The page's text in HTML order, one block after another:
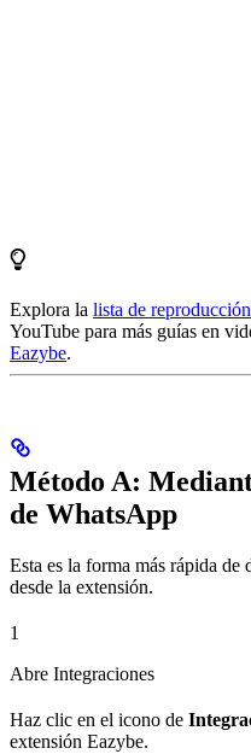
Explora la lista de
YouTube para más guías en
Eazybe.
Método A:
de WhatsApp
Esta es la forma más rápida de
desde la extensión.
1
Abre Integraciones
Haz clic en el icono de
extensión Eazybe.